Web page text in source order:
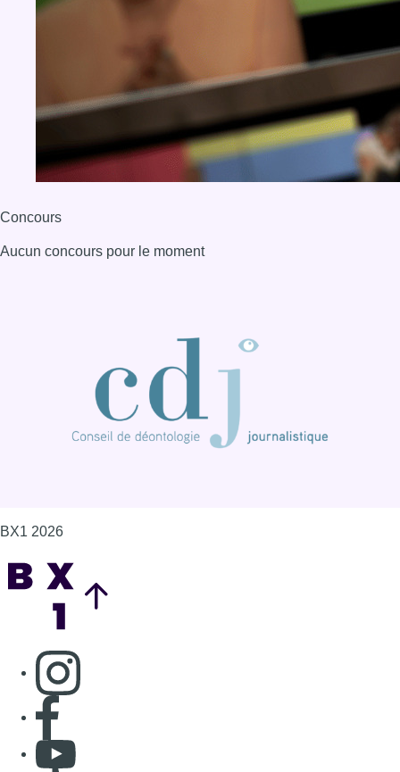
Concours
Aucun concours pour le moment
BX1 2026
Consulter page Instagram
Consulter page Facebook
Consulter Youtube